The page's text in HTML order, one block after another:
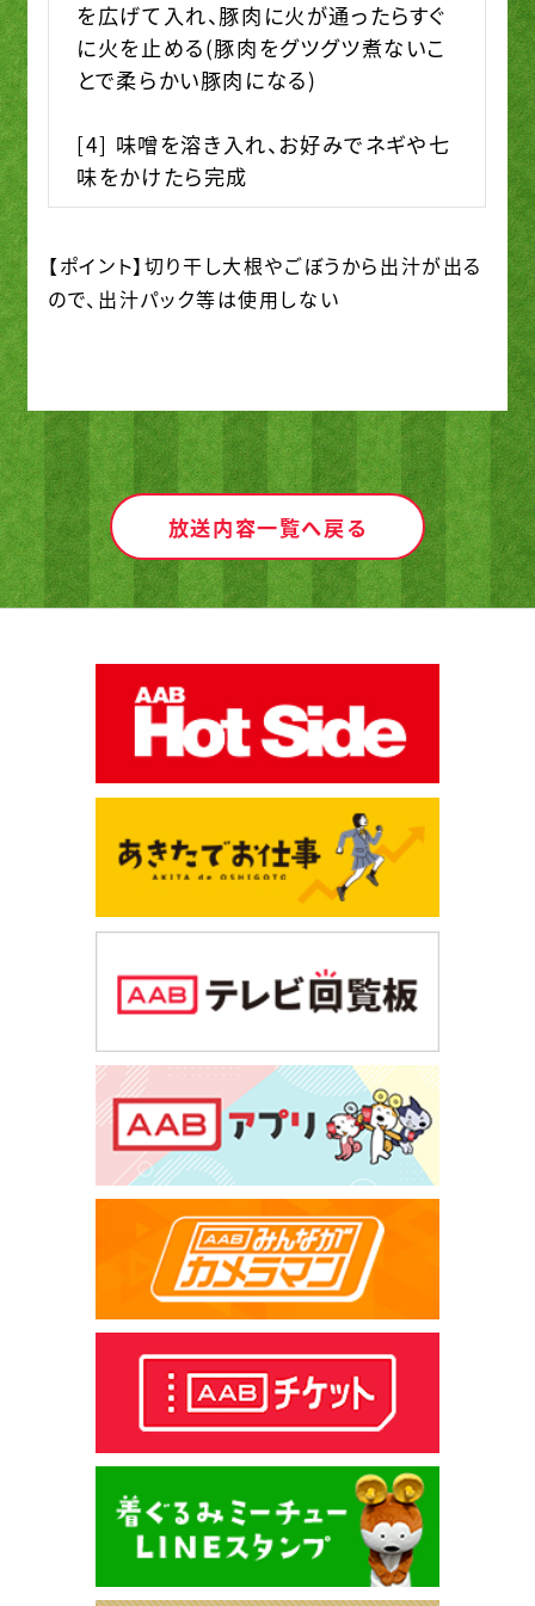
を広げて入れ、豚肉に火が通ったらすぐ
に火を止める(豚肉をグツグツ煮ないこ
とで柔らかい豚肉になる)
[4] 味噌を溶き入れ、お好みでネギや七
味をかけたら完成
【ポイント】切り干し大根やごぼうから出汁が出る
ので、出汁パック等は使用しない
放送内容一覧へ戻る